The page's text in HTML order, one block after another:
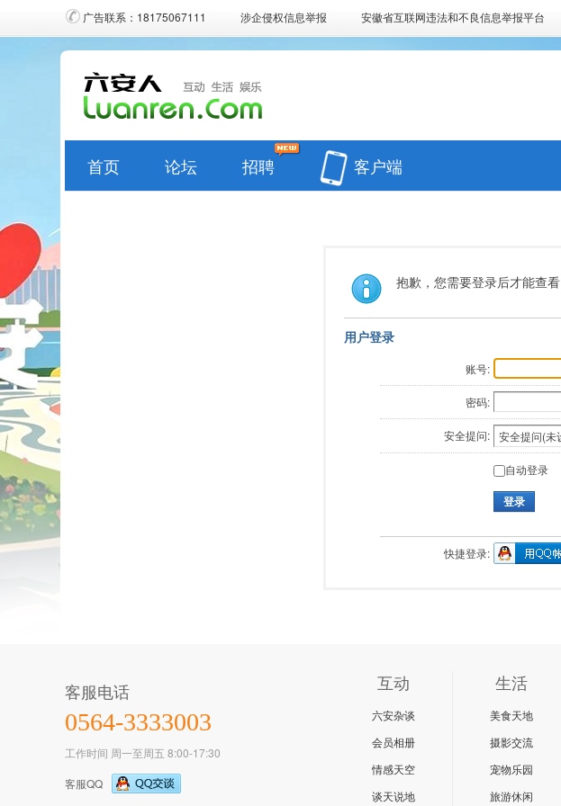
广告联系：18175067111 涉企侵权信息举报 安徽省互联网违法和不良信息举报平台
首页 论坛 招聘 客户端
抱歉，您需要登录后才能查看
用户登录
账号:
密码:
安全提问:
自动登录
登录
快捷登录:
客服电话
0564-3333003
工作时间 周一至周五 8:00-17:30
客服QQ
互动
六安杂谈
会员相册
情感天空
谈天说地
生活
美食天地
摄影交流
宠物乐园
旅游休闲